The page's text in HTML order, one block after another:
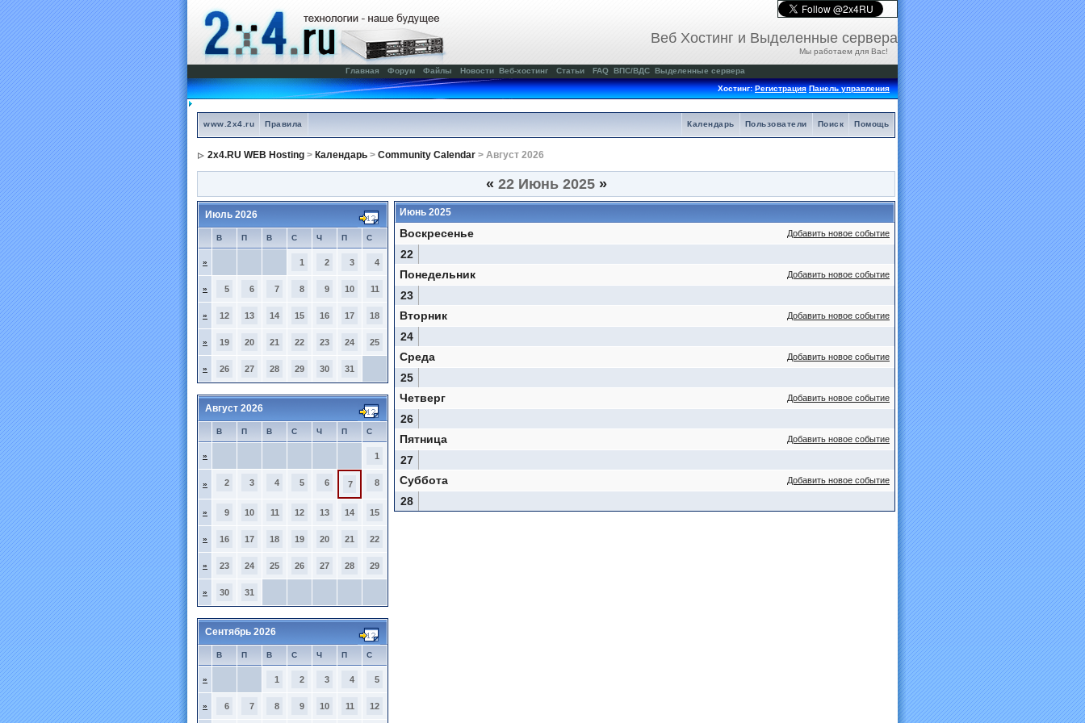
Веб Хостинг и Выделенные сервера
Мы работаем для Вас!
Главная Форум Файлы Новости Веб-хостинг Статьи FAQ ВПС/ВДС Выделенные сервера
Хостинг:Регистрация Панель управления
www.2x4.ru Правила Помощь
Поиск
Пользователи
Календарь
2x4.RU WEB Hosting > Календарь > Community Calendar > Август 2026
« 22 Июнь 2025 »
Июль 2026
В П В С Ч П С
» 1 2 3 4
» 5 6 7 8 9 10 11
» 12 13 14 15 16 17 18
» 19 20 21 22 23 24 25
» 26 27 28 29 30 31
Август 2026
В П В С Ч П С
» 1
» 2 3 4 5 6 7 8
» 9 10 11 12 13 14 15
» 16 17 18 19 20 21 22
» 23 24 25 26 27 28 29
» 30 31
Сентябрь 2026
В П В С Ч П С
» 1 2 3 4 5
» 6 7 8 9 10 11 12
Июнь 2025
Добавить новое событие
Воскресенье
22
Добавить новое событие
Понедельник
23
Добавить новое событие
Вторник
24
Добавить новое событие
Среда
25
Добавить новое событие
Четверг
26
Добавить новое событие
Пятница
27
Добавить новое событие
Суббота
28